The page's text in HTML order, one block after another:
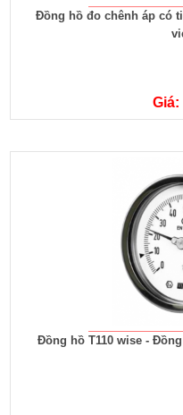
Đồng hồ đo chênh áp có
Đồng hồ T110 wise -